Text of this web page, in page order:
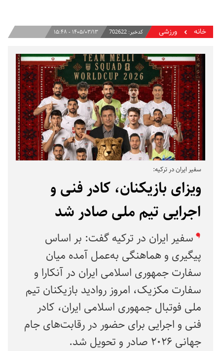
خانه ورزشی کدخبر:702622 ۱۴۰۵/۰۳/۱۳ - ۱۵:۴۸
سفیر ایران در ترکیه:
ویزای بازیکنان، کادر فنی و
اجرایی تیم ملی صادر شد
سفیر ایران در ترکیه گفت: بر اساس
پیگیری‌ و هماهنگی به‌عمل آمده میان
سفارت جمهوری اسلامی ایران در آنکارا و
سفارت مکزیک، امروز روادید بازیکنان تیم
ملی فوتبال جمهوری اسلامی ایران، کادر
فنی و اجرایی برای حضور در رقابت‌های جام
جهانی ۲۰۲۶ صادر و تحویل شد.